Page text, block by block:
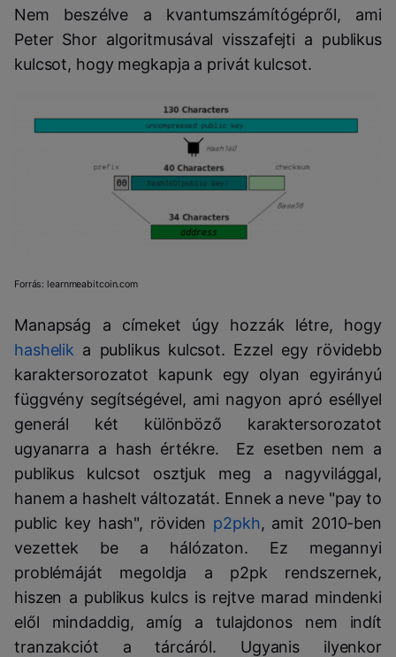
Nem beszélve a kvantumszámítógépről, ami
Peter Shor algoritmusával visszafejti a publikus
kulcsot, hogy megkapja a privát kulcsot.
Forrás: learnmeabitcoin.com
Manapság a címeket úgy hozzák létre, hogy
hashelik a publikus kulcsot. Ezzel egy rövidebb
karaktersorozatot kapunk egy olyan egyirányú
függvény segítségével, ami nagyon apró eséllyel
generál két különböző karaktersorozatot
ugyanarra a hash értékre. Ez esetben nem a
publikus kulcsot osztjuk meg a nagyvilággal,
hanem a hashelt változatát. Ennek a neve "pay to
public key hash", röviden p2pkh, amit 2010-ben
vezettek be a hálózaton. Ez megannyi
problémáját megoldja a p2pk rendszernek,
hiszen a publikus kulcs is rejtve marad mindenki
elől mindaddig, amíg a tulajdonos nem indít
tranzakciót a tárcáról. Ugyanis ilyenkor